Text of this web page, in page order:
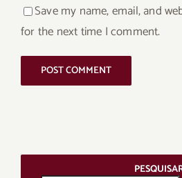
Save my name, email, and
for the next time I comment.